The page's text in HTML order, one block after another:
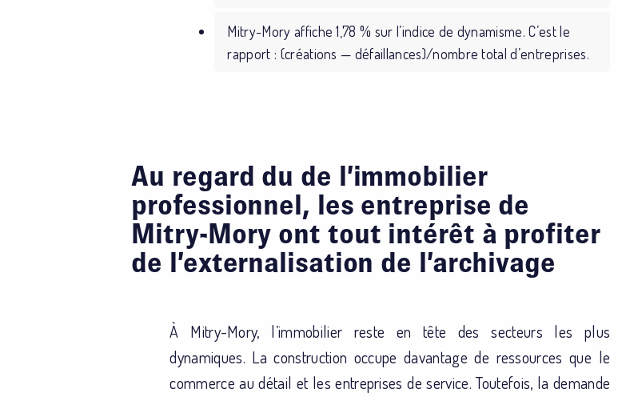
Mitry-Mory affiche 1,78 % sur l’indice de dynamisme. C’est le
rapport : (créations — défaillances)/nombre total d’entreprises.
Au regard du de l’immobilier
professionnel, les entreprise de
Mitry-Mory ont tout intérêt à profiter
de l’externalisation de l’archivage
À Mitry-Mory, l’immobilier reste en tête des secteurs les plus
dynamiques. La construction occupe davantage de ressources que le
commerce au détail et les entreprises de service. Toutefois, la demande